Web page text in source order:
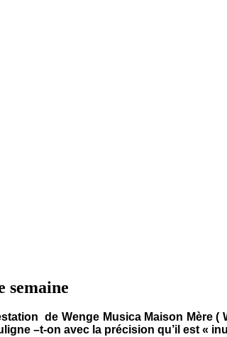
semaine
de Wenge Musica Maison Mère (
–t-on avec la précision qu’il est «